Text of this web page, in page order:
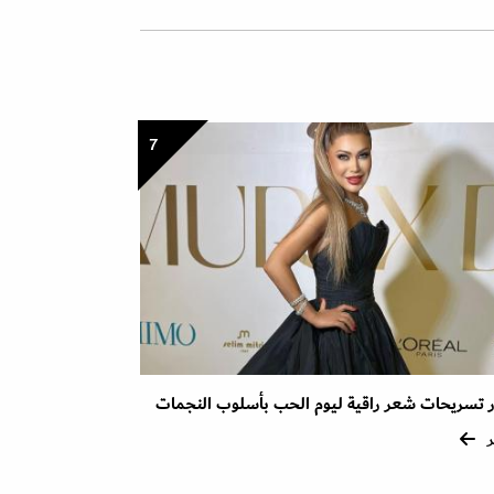
7
تسريحات شعر راقية ليوم الحب بأسلوب النجمات